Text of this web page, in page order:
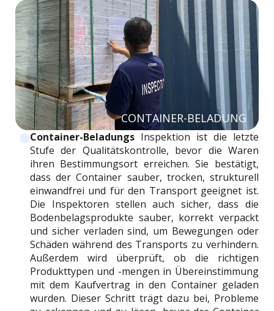
CONTAINER-BELADUNG
Container-Beladungs Inspektion ist die letzte
Stufe der Qualitätskontrolle, bevor die Waren
ihren Bestimmungsort erreichen. Sie bestätigt,
dass der Container sauber, trocken, strukturell
einwandfrei und für den Transport geeignet ist.
Die Inspektoren stellen auch sicher, dass die
Bodenbelagsprodukte sauber, korrekt verpackt
und sicher verladen sind, um Bewegungen oder
Schäden während des Transports zu verhindern.
Außerdem wird überprüft, ob die richtigen
Produkttypen und -mengen in Übereinstimmung
mit dem Kaufvertrag in den Container geladen
wurden. Dieser Schritt trägt dazu bei, Probleme